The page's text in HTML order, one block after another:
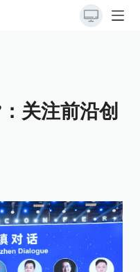
关注前沿创